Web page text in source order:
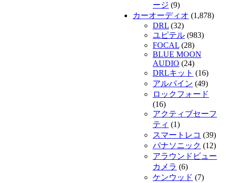
ージ (9)
カーオーディオ (1,878)
DRL (32)
ユピテル (983)
FOCAL (28)
BLUE MOON
AUDIO (24)
DRLキット (16)
アルパイン (49)
ロックフォード
(16)
アクティブセーフ
ティ (1)
スマートレコ (39)
パナソニック (12)
アラウンドビュー
カメラ (6)
ケンウッド (7)